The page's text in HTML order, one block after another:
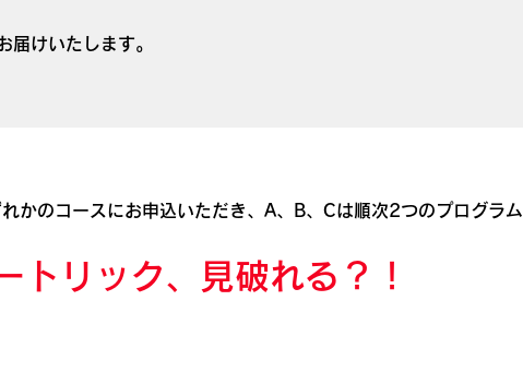
届けいたします。
かのコースにお申込いただき、A、B、Cは順次2つのプログラム
リック、見破れる？！